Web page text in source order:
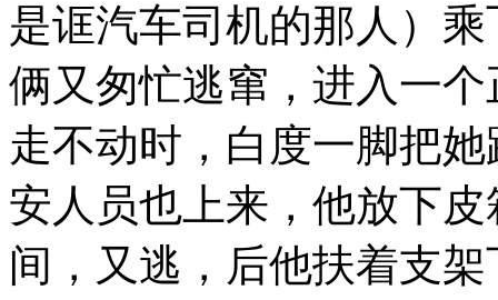
是诓汽车司机的那人）
俩又匆忙逃窜，进入一
走不动时，白度一脚把
安人员也上来，他放下
间，又逃，后他扶着支